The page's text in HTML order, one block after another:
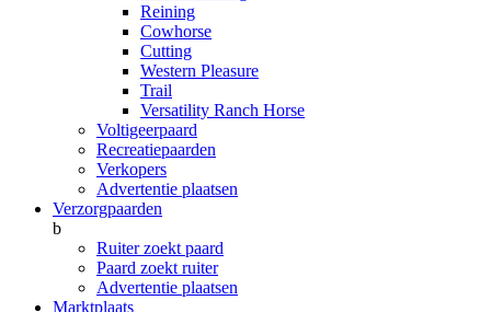
Reining
Cowhorse
Cutting
Western Pleasure
Trail
Versatility Ranch Horse
Voltigeerpaard
Recreatiepaarden
Verkopers
Advertentie plaatsen
Verzorgpaarden
b
Ruiter zoekt paard
Paard zoekt ruiter
Advertentie plaatsen
Marktplaats